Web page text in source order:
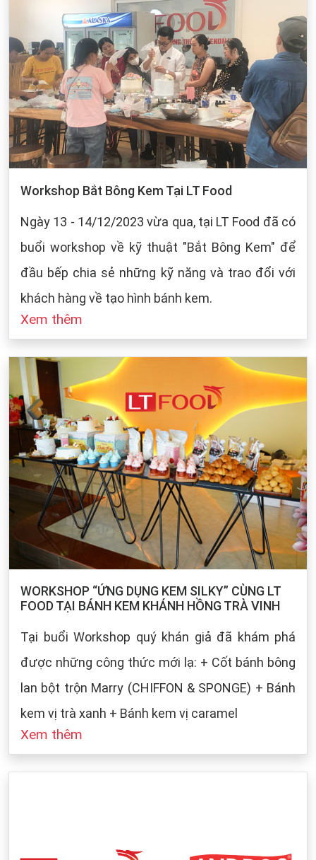
Workshop Bắt Bông Kem Tại LT Food
Ngày 13 - 14/12/2023 vừa qua, tại LT Food đã có
buổi workshop về kỹ thuật "Bắt Bông Kem" để
đầu bếp chia sẻ những kỹ năng và trao đổi với
khách hàng về tạo hình bánh kem.
Xem thêm
WORKSHOP “ỨNG DỤNG KEM SILKY” CÙNG LT
FOOD TẠI BÁNH KEM KHÁNH HỒNG TRÀ VINH
Tại buổi Workshop quý khán giả đã khám phá
được những công thức mới lạ: + Cốt bánh bông
lan bột trộn Marry (CHIFFON & SPONGE) + Bánh
kem vị trà xanh + Bánh kem vị caramel
Xem thêm